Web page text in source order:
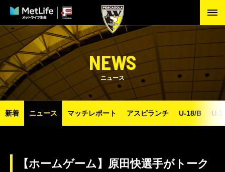
NEWS
ニュース
新着 ニュース マッチレポート アスピランチ U-18/B U-
【ホームゲーム】原田快選手がトーク